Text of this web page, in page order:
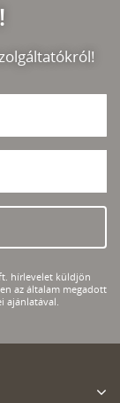
hírlevelet küldjön
az általam megadott
ajánlatával.